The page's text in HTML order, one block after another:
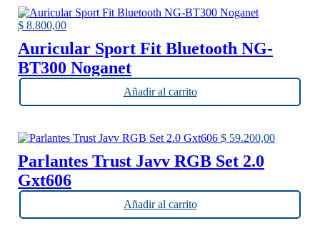
$ 8.800,00
Auricular Sport Fit Bluetooth NG-
BT300 Noganet
Añadir al carrito
$ 59.200,00
Parlantes Trust Javv RGB Set 2.0
Gxt606
Añadir al carrito